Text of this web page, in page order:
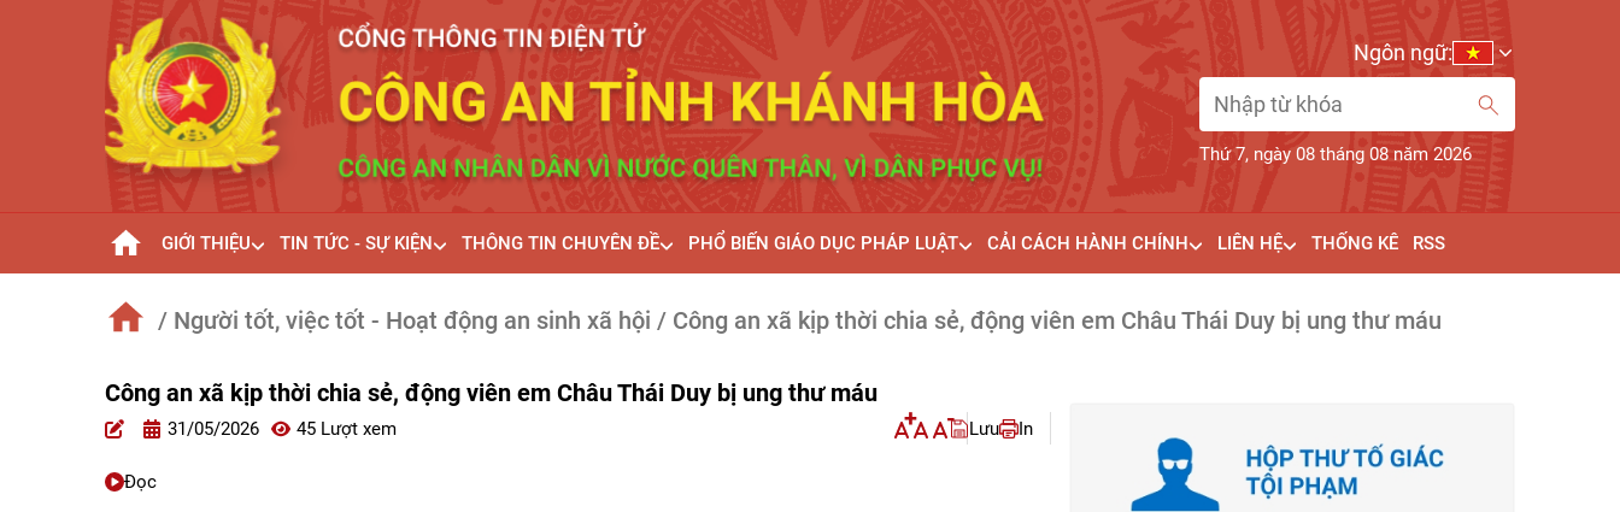
Thứ 7, ngày 08 tháng 08 năm 2026
Ngôn ngữ:
GIỚI THIỆU TIN TỨC - SỰ KIỆN THÔNG TIN CHUYÊN ĐỀ PHỔ BIẾN GIÁO DỤC PHÁP LUẬT CẢI CÁCH HÀNH CHÍNH LIÊN HỆ THỐNG KÊ RSS
/ Người tốt, việc tốt - Hoạt động an sinh xã hội / Công an xã kịp thời chia sẻ, động viên em Châu Thái Duy bị ung thư máu
Công an xã kịp thời chia sẻ, động viên em Châu Thái Duy bị ung thư máu
31/05/2026 45 Lượt xem Lưu In
Đọc